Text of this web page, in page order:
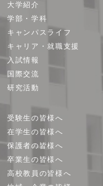
ト
プ
大学紹介
学部・学科
キャンパスライフ
キャリア・就職支援
入試情報
国際交流
研究活動
受験生の皆様へ
在学生の皆様へ
保護者の皆様へ
卒業生の皆様へ
高校教員の皆様へ